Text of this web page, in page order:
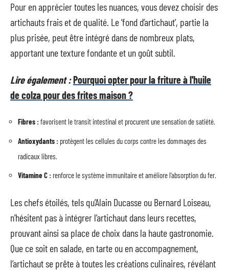
Pour en apprécier toutes les nuances, vous devez choisir des
artichauts frais et de qualité. Le ‘fond d’artichaut’, partie la
plus prisée, peut être intégré dans de nombreux plats,
apportant une texture fondante et un goût subtil.
Lire également :Pourquoi opter pour la friture à l'huile
de colza pour des frites maison ?
Fibres :favorisent le transit intestinal et procurent une sensation de satiété.
Antioxydants : protègent les cellules du corps contre les dommages des
radicaux libres.
Vitamine C : renforce le système immunitaire et améliore l’absorption du fer.
Les chefs étoilés, tels qu’Alain Ducasse ou Bernard Loiseau,
n’hésitent pas à intégrer l’artichaut dans leurs recettes,
prouvant ainsi sa place de choix dans la haute gastronomie.
Que ce soit en salade, en tarte ou en accompagnement,
l’artichaut se prête à toutes les créations culinaires, révélant